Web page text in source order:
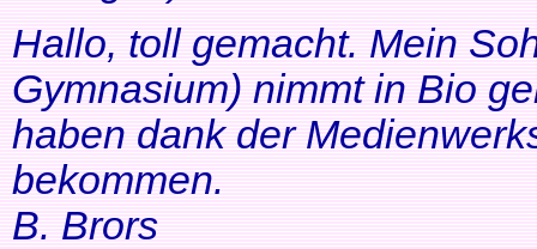
Hallo, toll gemacht. Mein
Gymnasium) nimmt in Bio
haben dank der
bekommen.
B. Brors